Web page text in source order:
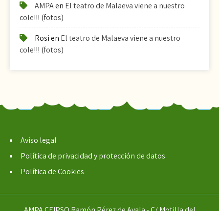
AMPAen El teatro de Malaeva viene a nuestro
cole!!! (fotos)
Rosien El teatro de Malaeva viene a nuestro
cole!!! (fotos)
Aviso legal
Política de privacidad y protección de datos
Política de Cookies